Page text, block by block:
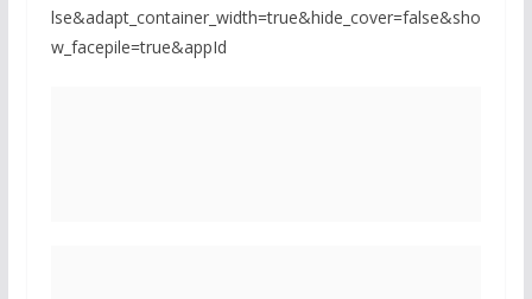
lse&adapt_container_width=true&hide_cover=false&sho
w_facepile=true&appId